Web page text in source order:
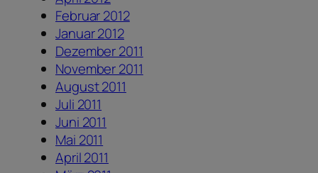
Februar 2012
Januar 2012
Dezember 2011
November 2011
August 2011
Juli 2011
Juni 2011
Mai 2011
April 2011